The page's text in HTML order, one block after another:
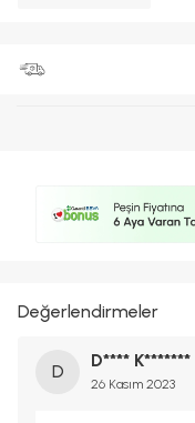
Değerlendirmeler
D
D**** K*******
26 Kasım 2023